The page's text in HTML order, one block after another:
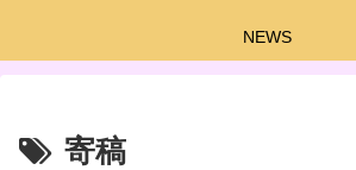
NEWS
寄稿